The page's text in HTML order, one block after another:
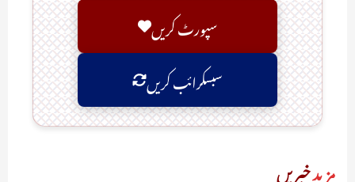
سپورٹ کریں
سبسکرائب کریں
مزیدخبریں